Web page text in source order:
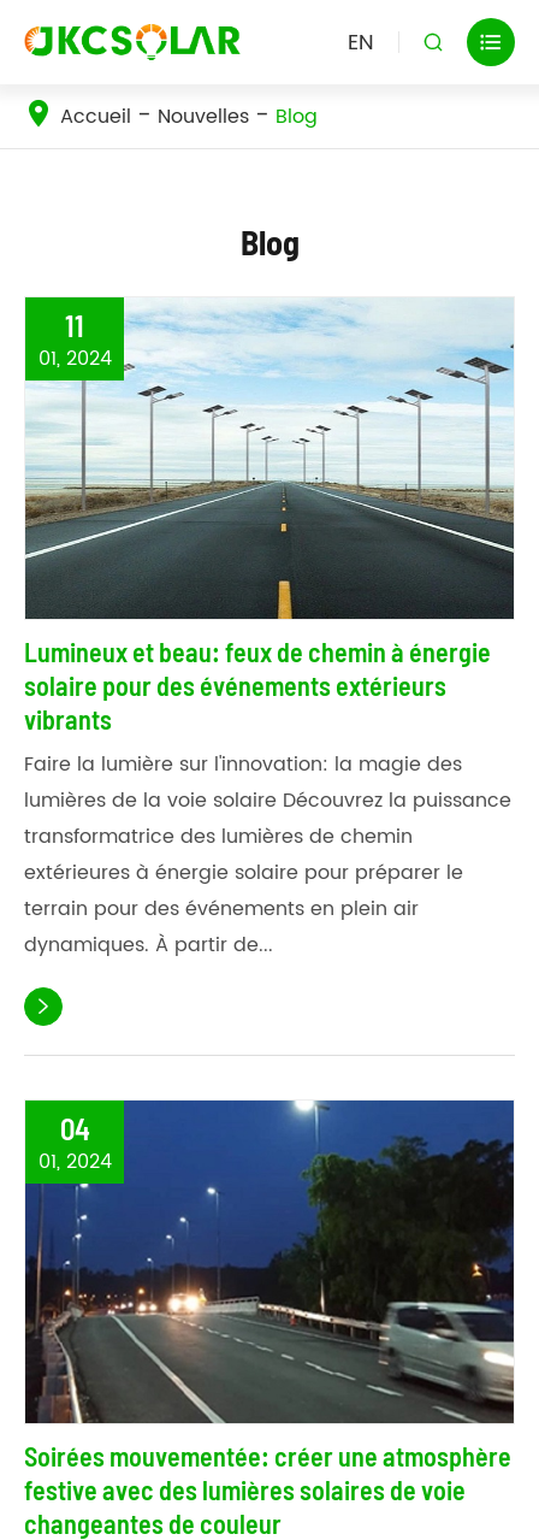
EN  
Accueil Nouvelles Blog
Blog
11
01, 2024
Lumineux et beau: feux de chemin à énergie
solaire pour des événements extérieurs
vibrants
Faire la lumière sur l'innovation: la magie des
lumières de la voie solaire Découvrez la puissance
transformatrice des lumières de chemin
extérieures à énergie solaire pour préparer le
terrain pour des événements en plein air
dynamiques. À partir de...

04
01, 2024
Soirées mouvementée: créer une atmosphère
festive avec des lumières solaires de voie
changeantes de couleur